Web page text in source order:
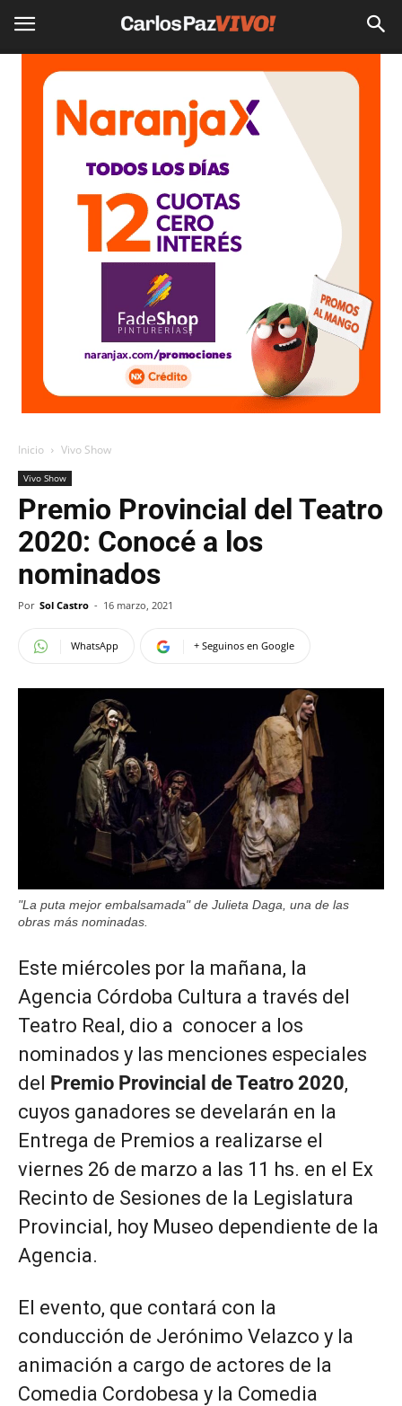
Inicio Vivo Show
Vivo Show
Premio Provincial del Teatro
2020: Conocé a los
nominados
Por Sol Castro - 16 marzo, 2021
WhatsApp + Seguinos en Google
"La puta mejor embalsamada" de Julieta Daga, una de las
obras más nominadas.
Este miércoles por la mañana, la
Agencia Córdoba Cultura a través del
Teatro Real, dio a conocer a los
nominados y las menciones especiales
del Premio Provincial de Teatro 2020,
cuyos ganadores se develarán en la
Entrega de Premios a realizarse el
viernes 26 de marzo a las 11 hs. en el Ex
Recinto de Sesiones de la Legislatura
Provincial, hoy Museo dependiente de la
Agencia.
El evento, que contará con la
conducción de Jerónimo Velazco y la
animación a cargo de actores de la
Comedia Cordobesa y la Comedia